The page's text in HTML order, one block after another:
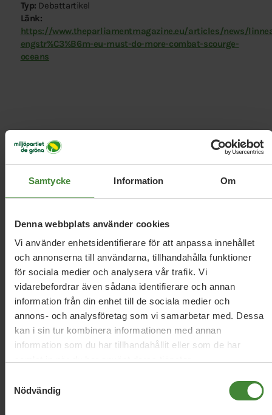
Samtycke Information Om
Denna webbplats använder cookies
Vi använder enhetsidentifierare för att anpassa innehållet
och annonserna till användarna, tillhandahålla funktioner
för sociala medier och analysera vår trafik. Vi
vidarebefordrar även sådana identifierare och annan
information från din enhet till de sociala medier och
annons- och analysföretag som vi samarbetar med. Dessa
kan i sin tur kombinera informationen med annan
information som du har tillhandahållit eller som de har
Nödvändig
Typ: Debattartikel
Länk:
https://www.theparliamentmagazine.eu/articles/news/
engstr%C3%B6m-eu-must-do-more-combat-scourge-
oceans
Relaterade nyheter
22 maj 2026
EU-parlamentet röstar ja till Isabella
Lövins rapport för Östersjön
31 mars 2026
MP går till val på att helt porta
industrifisket
29 september 2025